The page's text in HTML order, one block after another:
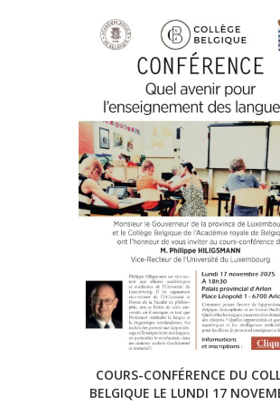
COURS-CONFÉRENCE DU
BELGIQUE LE LUNDI 17